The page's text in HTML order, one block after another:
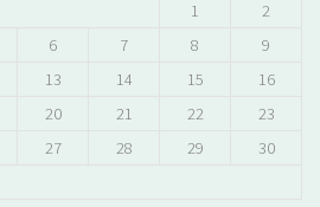
1
2
6 7 8
9
13 14 15
16
20 21 22
23
27 28 29
30